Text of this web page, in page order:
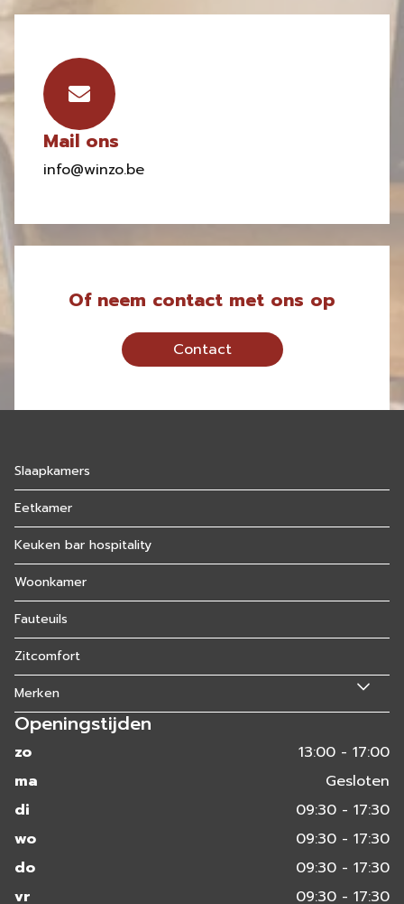
Mail ons
info@winzo.be
Of neem contact met ons op
Contact
Slaapkamers
Eetkamer
Keuken bar hospitality
Woonkamer
Fauteuils
Zitcomfort
Merken
Openingstijden
zo
13:00 - 17:00
ma
Gesloten
di
09:30 - 17:30
wo
09:30 - 17:30
do
09:30 - 17:30
vr
09:30 - 17:30